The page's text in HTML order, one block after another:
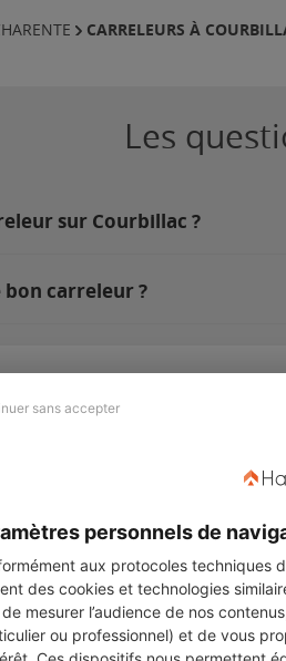
sans accepter
personnels de
aux protocoles techniques
des cookies et technologies
mesurer l’audience de nos
ou professionnel) et de vous
CARRELEURS À
Les
sur Courbillac ?
carreleur ?
Pro
marche
Mobile
chantiers
Revue de